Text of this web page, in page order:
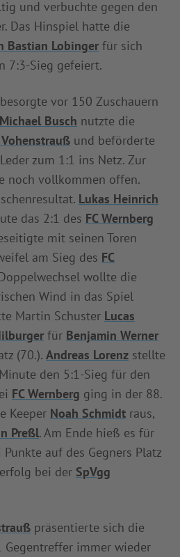
SPIELPLUS
und verbuchte gegen den
Das Hinspiel hatte die
Bastian Lobinger für sich
7:3-Sieg gefeiert.
besorgte vor 150 Zuschauern
Michael Busch nutzte die
und beförderte
zum 1:1 ins Netz. Zur
noch vollkommen offen.
Lukas Heinrich
das 2:1 des FC Wernberg
mit seinen Toren
am Sieg des FC
wollte die
Wind in das Spiel
Martin Schuster Lucas
für Benjamin Werner
(70.). Andreas Lorenz stellte
den 5:1-Sieg für den
FC Wernberg ging in der 88.
Keeper Noah Schmidt raus,
Preßl. Am Ende hieß es für
Punkte auf des Gegners Platz
bei der SpVgg
präsentierte sich die
Gegentreffer immer wieder